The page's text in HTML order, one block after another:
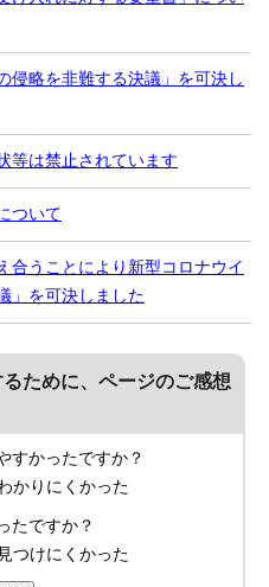
侵略を非難する決議」を可決し
等は禁止されています
ついて
合うことにより新型コロナウイ
」を可決しました
ために、ページのご感想
すかったですか？
かりにくかった
たですか？
見つけにくかった